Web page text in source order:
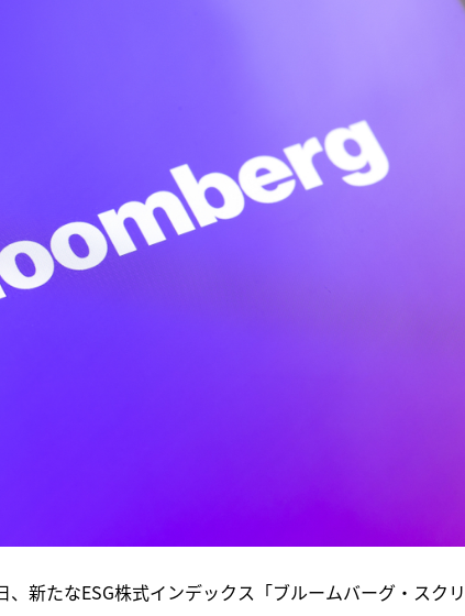
新たなESG株式インデックス「ブルームバーグ・スクリ